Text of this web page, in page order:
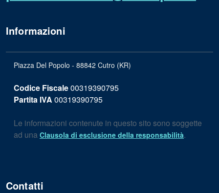
Informazioni
Piazza Del Popolo - 88842 Cutro (KR)
Codice Fiscale00319390795
Partita IVA 00319390795
Le informazioni contenute in questo sito sono soggette
ad una Clausola di esclusione della responsabilità.
Contatti